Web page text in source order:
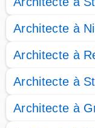
Architecte à
Architecte à
Architecte à
Architecte à